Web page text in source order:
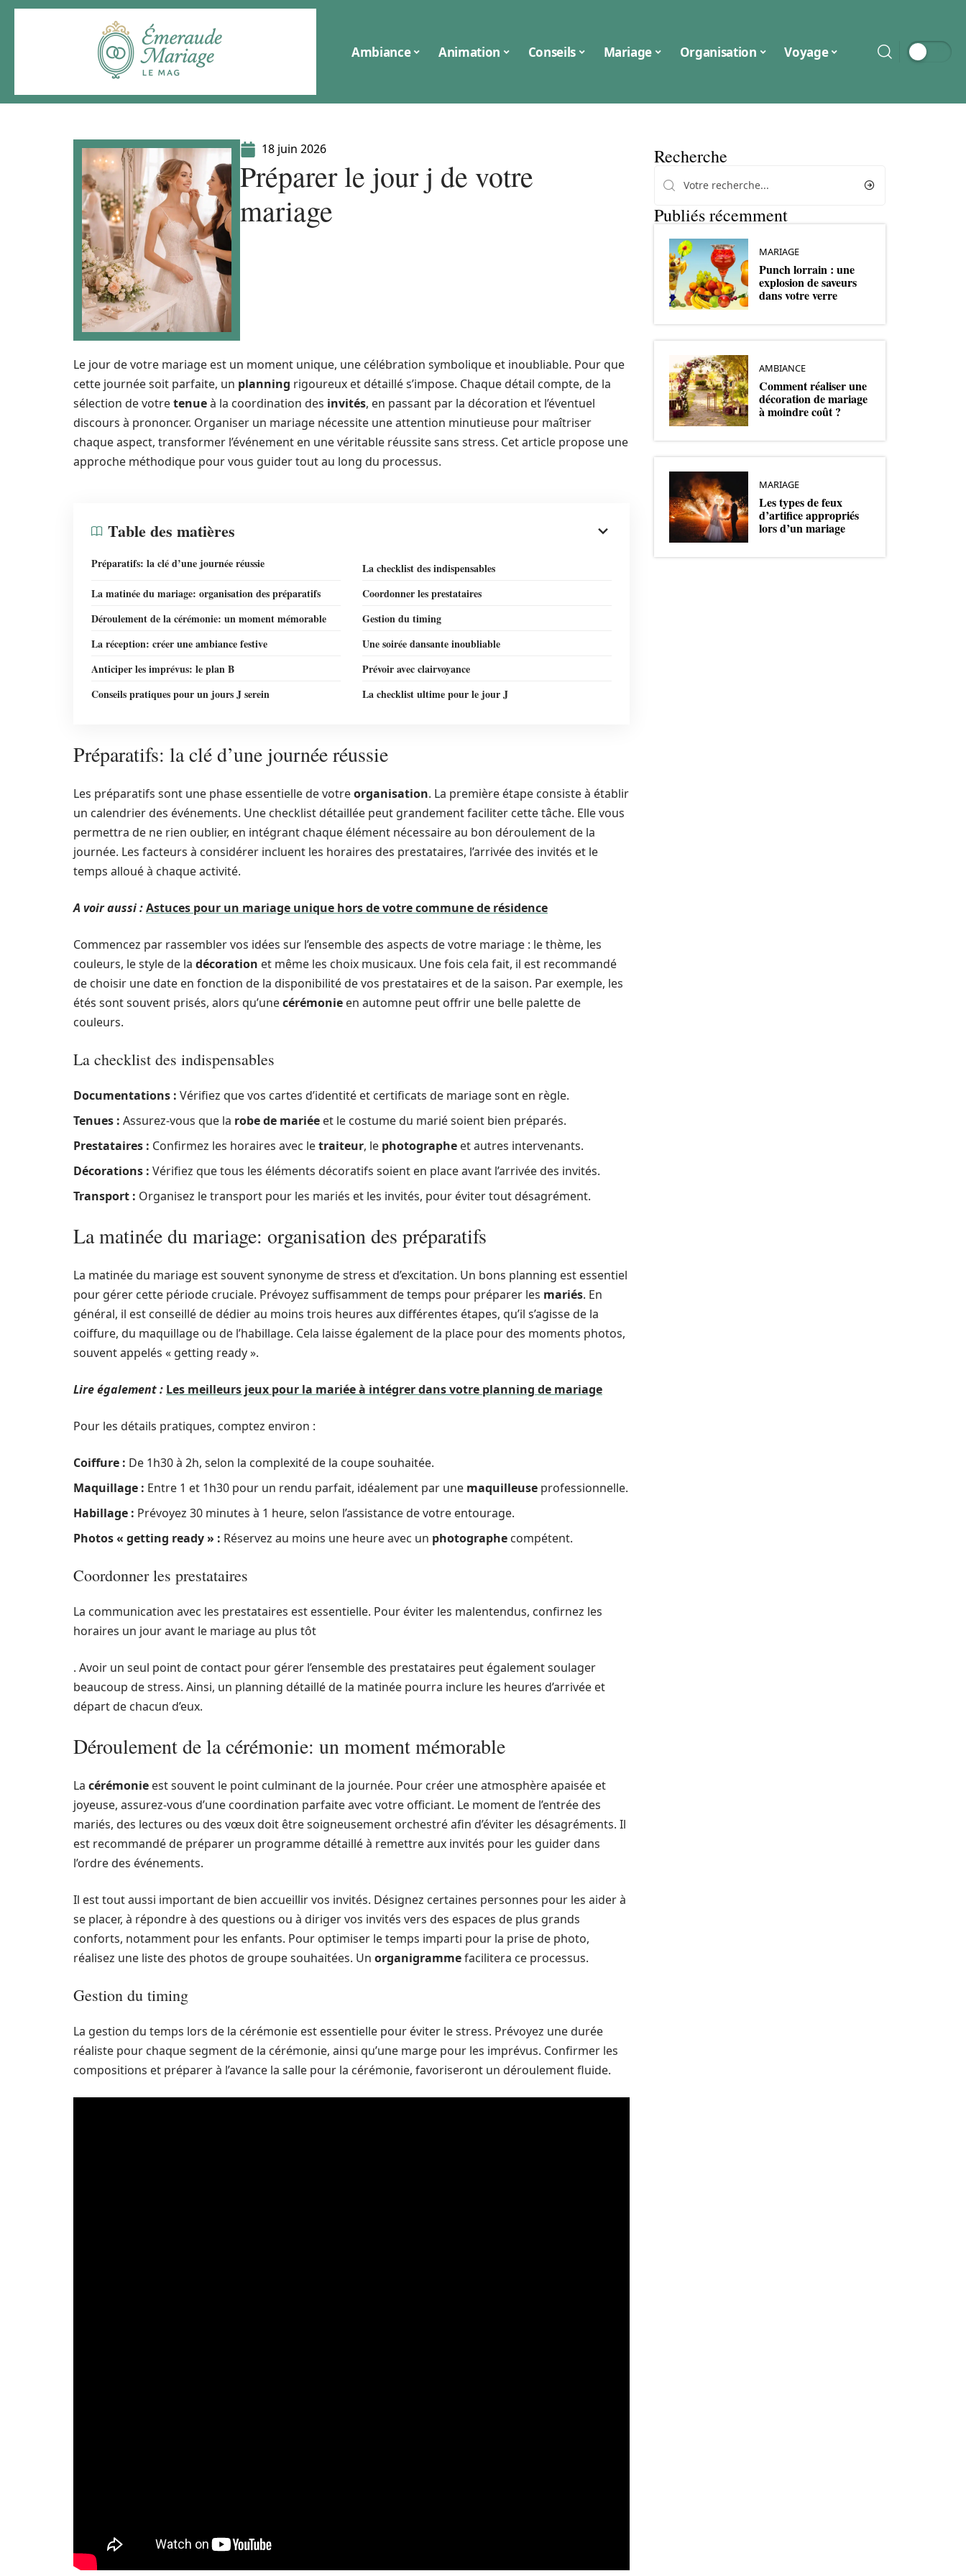
Ambiance Animation Conseils Mariage Organisation Voyage
18 juin 2026
Préparer le jour j de votre
mariage
Le jour de votre mariage est un moment unique, une célébration symbolique et inoubliable. Pour que
cette journée soit parfaite, un planning rigoureux et détaillé s’impose. Chaque détail compte, de la
sélection de votretenueà la coordination des invités, en passant par la décoration et l’éventuel
discours à prononcer. Organiser un mariage nécessite une attention minutieuse pour maîtriser
chaque aspect, transformer l’événement en une véritable réussite sans stress. Cet article propose une
approche méthodique pour vous guider tout au long du processus.
Table des matières
Préparatifs: la clé d’une journée réussie
La checklist des indispensables
La matinée du mariage: organisation des préparatifs
Coordonner les prestataires
Déroulement de la cérémonie: un moment mémorable
Gestion du timing
La réception: créer une ambiance festive
Une soirée dansante inoubliable
Anticiper les imprévus: le plan B
Prévoir avec clairvoyance
Conseils pratiques pour un jours J serein
La checklist ultime pour le jour J
Préparatifs: la clé d’une journée réussie
Les préparatifs sont une phase essentielle de votreorganisation. La première étape consiste à établir
un calendrier des événements. Une checklist détaillée peut grandement faciliter cette tâche. Elle vous
permettra de ne rien oublier, en intégrant chaque élément nécessaire au bon déroulement de la
journée. Les facteurs à considérer incluent les horaires des prestataires, l’arrivée des invités et le
temps alloué à chaque activité.
A voir aussi :Astuces pour un mariage unique hors de votre commune de résidence
Commencez par rassembler vos idées sur l’ensemble des aspects de votre mariage : le thème, les
couleurs, le style de la décoration et même les choix musicaux. Une fois cela fait, il est recommandé
de choisir une date en fonction de la disponibilité de vos prestataires et de la saison. Par exemple, les
étés sont souvent prisés, alors qu’unecérémonie en automne peut offrir une belle palette de
couleurs.
La checklist des indispensables
Documentations : Vérifiez que vos cartes d’identité et certificats de mariage sont en règle.
Tenues : Assurez-vous que la robe de mariée et le costume du marié soient bien préparés.
Prestataires : Confirmez les horaires avec letraiteur, le photographe et autres intervenants.
Décorations : Vérifiez que tous les éléments décoratifs soient en place avant l’arrivée des invités.
Transport : Organisez le transport pour les mariés et les invités, pour éviter tout désagrément.
La matinée du mariage: organisation des préparatifs
La matinée du mariage est souvent synonyme de stress et d’excitation. Un bons planning est essentiel
pour gérer cette période cruciale. Prévoyez suffisamment de temps pour préparer les mariés. En
général, il est conseillé de dédier au moins trois heures aux différentes étapes, qu’il s’agisse de la
coiffure, du maquillage ou de l’habillage. Cela laisse également de la place pour des moments photos,
souvent appelés « getting ready ».
Lire également : Les meilleurs jeux pour la mariée à intégrer dans votre planning de mariage
Pour les détails pratiques, comptez environ :
Coiffure : De 1h30 à 2h, selon la complexité de la coupe souhaitée.
Maquillage : Entre 1 et 1h30 pour un rendu parfait, idéalement par une maquilleuse professionnelle.
Habillage : Prévoyez 30 minutes à 1 heure, selon l’assistance de votre entourage.
Photos « getting ready » : Réservez au moins une heure avec un photographe compétent.
Coordonner les prestataires
La communication avec les prestataires est essentielle. Pour éviter les malentendus, confirnez les
horaires un jour avant le mariage au plus tôt
. Avoir un seul point de contact pour gérer l’ensemble des prestataires peut également soulager
beaucoup de stress. Ainsi, un planning détaillé de la matinée pourra inclure les heures d’arrivée et
départ de chacun d’eux.
Déroulement de la cérémonie: un moment mémorable
La cérémonie est souvent le point culminant de la journée. Pour créer une atmosphère apaisée et
joyeuse, assurez-vous d’une coordination parfaite avec votre officiant. Le moment de l’entrée des
mariés, des lectures ou des vœux doit être soigneusement orchestré afin d’éviter les désagréments. Il
est recommandé de préparer un programme détaillé à remettre aux invités pour les guider dans
l’ordre des événements.
Il est tout aussi important de bien accueillir vos invités. Désignez certaines personnes pour les aider à
se placer, à répondre à des questions ou à diriger vos invités vers des espaces de plus grands
conforts, notamment pour les enfants. Pour optimiser le temps imparti pour la prise de photo,
réalisez une liste des photos de groupe souhaitées. Un organigrammefacilitera ce processus.
Gestion du timing
La gestion du temps lors de la cérémonie est essentielle pour éviter le stress. Prévoyez une durée
réaliste pour chaque segment de la cérémonie, ainsi qu’une marge pour les imprévus. Confirmer les
compositions et préparer à l’avance la salle pour la cérémonie, favoriseront un déroulement fluide.
Recherche
Publiés récemment
MARIAGE
Punch lorrain : une
explosion de saveurs
dans votre verre
AMBIANCE
Comment réaliser une
décoration de mariage
à moindre coût ?
MARIAGE
Les types de feux
d’artifice appropriés
lors d’un mariage